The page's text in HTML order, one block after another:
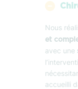
Nous
et
avec une
accueilli